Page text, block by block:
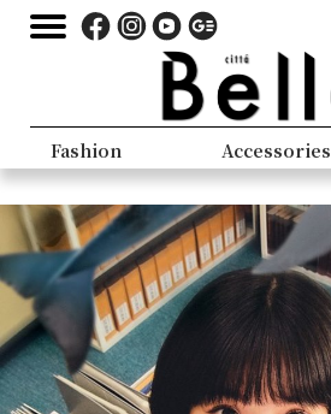
Fashion Accessories